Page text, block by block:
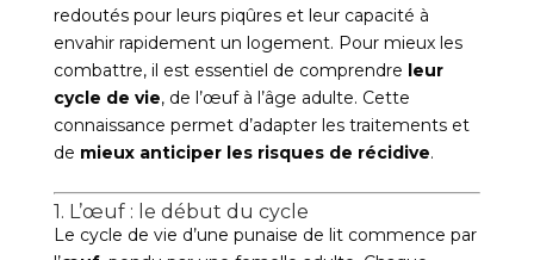
redoutés pour leurs piqûres et leur capacité à
envahir rapidement un logement. Pour mieux les
combattre, il est essentiel de comprendre leur
cycle de vie, de l’œuf à l’âge adulte. Cette
connaissance permet d’adapter les traitements et
de mieux anticiper les risques de récidive.
1. L’œuf : le début du cycle
Le cycle de vie d’une punaise de lit commence par